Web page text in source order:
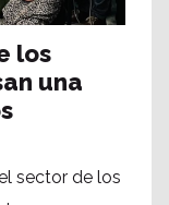
los
una
sector de los